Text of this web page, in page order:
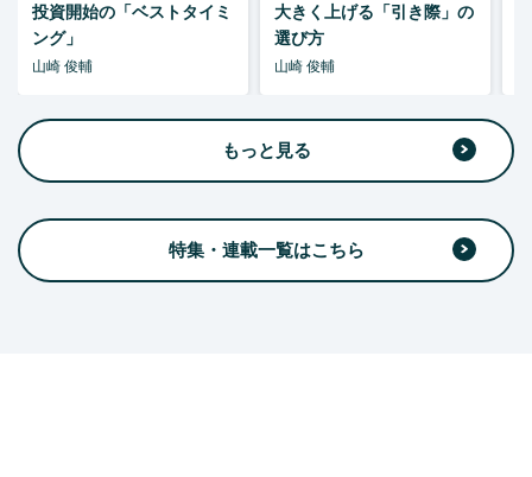
投資開始の「ベストタイミ
ング」
山崎 俊輔
大きく上げる「引き際」の
選び方
山崎 俊輔
もっと見る
特集・連載一覧はこちら